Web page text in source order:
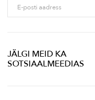
JÄLGI MEID KA
SOTSIAALMEEDIAS